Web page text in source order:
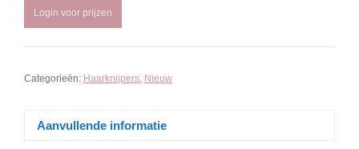
Login voor prijzen
Categorieën: Haarknijpers, Nieuw
Aanvullende informatie